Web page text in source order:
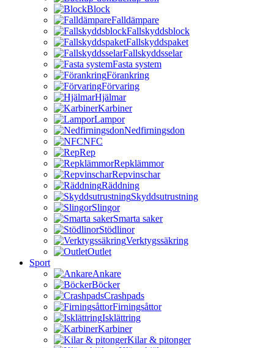
Block
Falldämpare
Fallskyddsblock
Fallskyddspaket
Fallskyddsselar
Fasta system
Förankring
Förvaring
Hjälmar
Karbiner
Lampor
Nedfirningsdon
NFC
Rep
Repklämmor
Repvinschar
Räddning
Skyddsutrustning
Slingor
Smarta saker
Stödlinor
Verktygssäkring
Outlet
Sport
Ankare
Böcker
Crashpads
Firningsåttor
Isklättring
Karbiner
Kilar & pitonger